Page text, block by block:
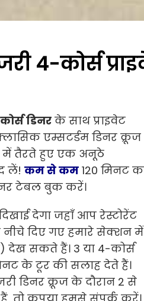
4-कोर्स
डिनर के साथ प्राइवेट
एम्सटर्डम डिनर क्रूज
में तैरते हुए एक अनूठे
लें! कम से कम 120 मिनट
टेबल बुक करें।
देगा जहाँ आप रेस्टोरेंट
दिए गए हमारे सेक्शन में
सकते हैं। 3 या 4-कोर्स
के टूर की सलाह देते हैं।
डिनर क्रूज के दौरान 2 से
तो कृपया हमसे संपर्क करें।